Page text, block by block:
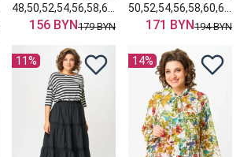
156 BYN179 BYN 171 BYN194 BYN
11% 14%